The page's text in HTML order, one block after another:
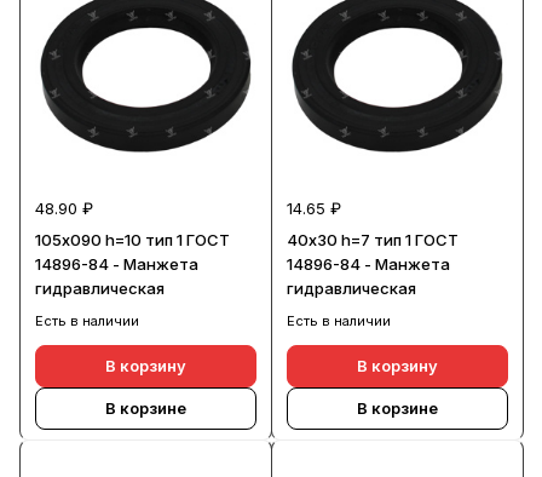
48.90 ₽
105х090 h=10 тип 1 ГОСТ
14896-84 - Манжета
гидравлическая
Есть в наличии
В корзину
В корзине
14.65 ₽
40х30 h=7 тип 1 ГОСТ
14896-84 - Манжета
гидравлическая
Есть в наличии
В корзину
В корзине